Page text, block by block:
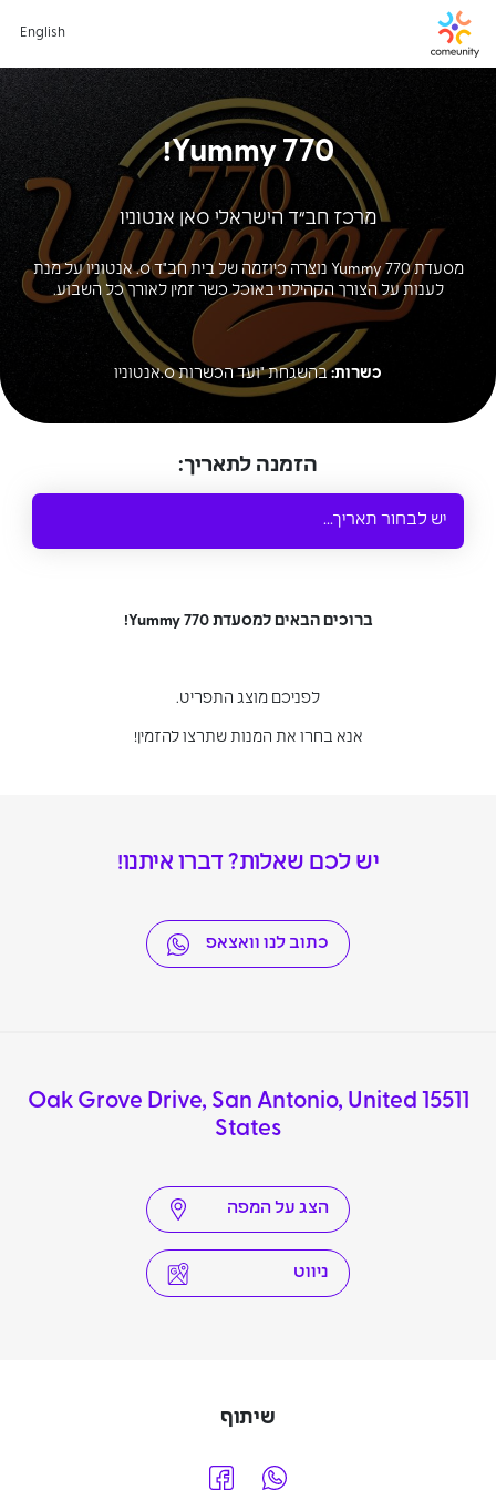
English
Yummy 770!
מרכז חב״ד הישראלי סאן אנטוניו
מסעדת Yummy 770 נוצרה כיוזמה של בית חב"ד ס. אנטוניו על מנת
לענות על הצורך הקהילתי באוכל כשר זמין לאורך כל השבוע.
כשרות:בהשגחת "ועד הכשרות ס.אנטוניו
הזמנה לתאריך:
ברוכים הבאים למסעדת Yummy 770!
לפניכם מוצג התפריט.
אנא בחרו את המנות שתרצו להזמין!
יש לכם שאלות? דברו איתנו!
כתוב לנו וואצאפ
15511 Oak Grove Drive, San Antonio, United
States
הצג על המפה
ניווט
שיתוף